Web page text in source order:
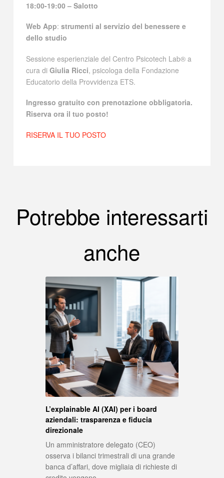
18:00-19:00 – Salotto
Web App: strumenti al servizio del benessere e
dello studio
Sessione esperienziale del Centro Psicotech Lab® a
cura di Giulia Ricci, psicologa della Fondazione
Educatorio della Provvidenza ETS.
Ingresso gratuito con prenotazione obbligatoria.
Riserva ora il tuo posto!
RISERVA IL TUO POSTO
Potrebbe interessarti
anche
L’explainable AI (XAI) per i board
aziendali: trasparenza e fiducia
direzionale
Un amministratore delegato (CEO)
osserva i bilanci trimestrali di una grande
banca d’affari, dove migliaia di richieste di